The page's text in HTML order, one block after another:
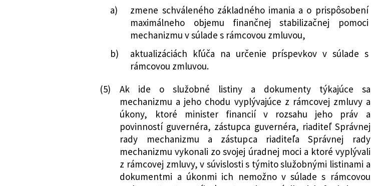
a)
zmene schváleného základného imania a o prispôsobení
maximálneho objemu finančnej stabilizačnej pomoci
mechanizmu v súlade s rámcovou zmluvou,
b)
aktualizáciách kľúča na určenie príspevkov v súlade s
rámcovou zmluvou.
(5)
Ak ide o služobné listiny a dokumenty týkajúce sa
mechanizmu a jeho chodu vyplývajúce z rámcovej zmluvy a
úkony, ktoré minister financií v rozsahu jeho práv a
povinností guvernéra, zástupca guvernéra, riaditeľ Správnej
rady mechanizmu a zástupca riaditeľa Správnej rady
mechanizmu vykonali zo svojej úradnej moci a ktoré vyplývali
z rámcovej zmluvy, v súvislosti s týmito služobnými listinami a
dokumentmi a úkonmi ich nemožno v súlade s rámcovou